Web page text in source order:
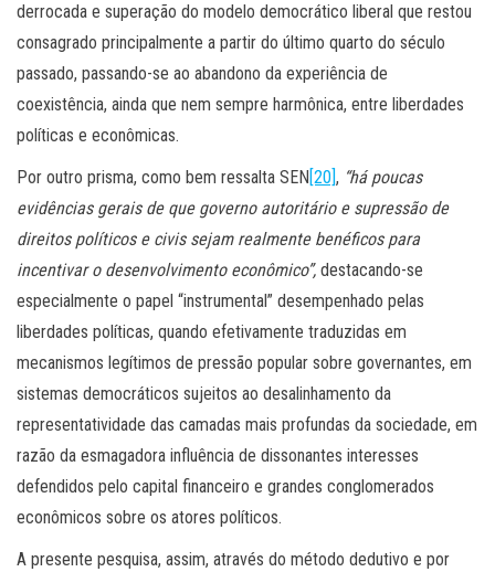
derrocada e superação do modelo democrático liberal que restou
consagrado principalmente a partir do último quarto do século
passado, passando-se ao abandono da experiência de
coexistência, ainda que nem sempre harmônica, entre liberdades
políticas e econômicas.
Por outro prisma, como bem ressalta SEN[20], “há poucas
evidências gerais de que governo autoritário e supressão de
direitos políticos e civis sejam realmente benéficos para
incentivar o desenvolvimento econômico”, destacando-se
especialmente o papel “instrumental” desempenhado pelas
liberdades políticas, quando efetivamente traduzidas em
mecanismos legítimos de pressão popular sobre governantes, em
sistemas democráticos sujeitos ao desalinhamento da
representatividade das camadas mais profundas da sociedade, em
razão da esmagadora influência de dissonantes interesses
defendidos pelo capital financeiro e grandes conglomerados
econômicos sobre os atores políticos.
A presente pesquisa, assim, através do método dedutivo e por